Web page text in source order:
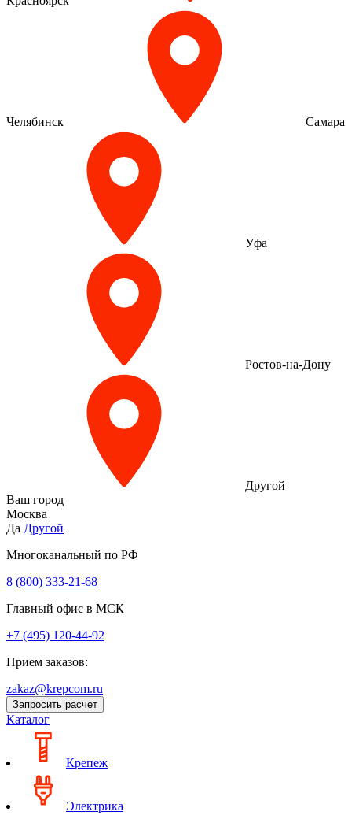
Челябинск Самара
Уфа
Ростов-на-Дону
Другой
Ваш город
Москва
Да Другой
Многоканальный по РФ
8 (800) 333‑21-68
Главный офис в МСК
+7 (495) 120-44-92
Прием заказов:
zakaz@krepcom.ru
Запросить расчет
Каталог
Крепеж
Электрика